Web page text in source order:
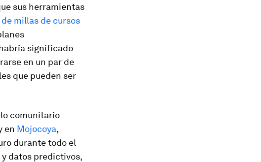
sus herramientas
millas de cursos
significado
en un par de
que pueden ser
comunitario
en Mojocoya,
durante todo el
datos predictivos,